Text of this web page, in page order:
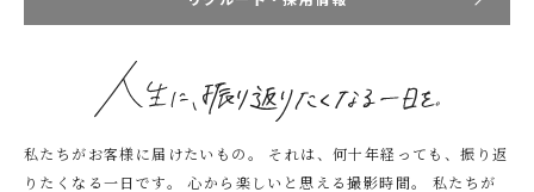
私たちがお客様に届けたいもの。
それは、何十年経っても、振り返
りたくなる一日です。
心から楽しいと思える撮影時間。 私たちが